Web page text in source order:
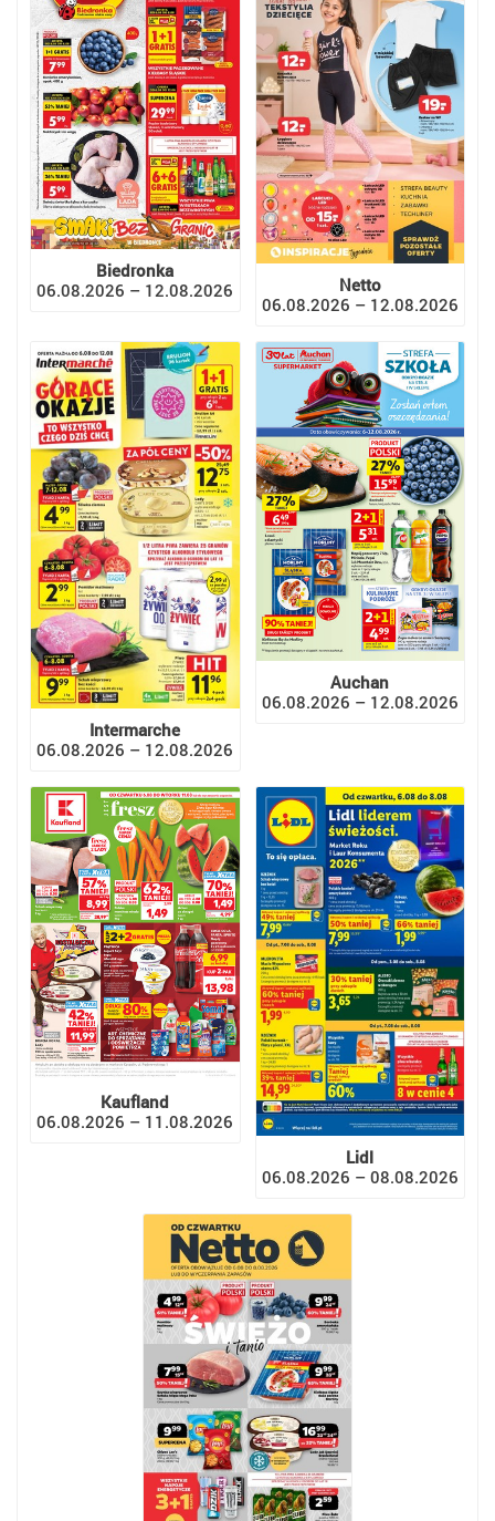
Biedronka
06.08.2026 – 12.08.2026
Netto
06.08.2026 – 12.08.2026
Intermarche
06.08.2026 – 12.08.2026
Auchan
06.08.2026 – 12.08.2026
Kaufland
06.08.2026 – 11.08.2026
Lidl
06.08.2026 – 08.08.2026